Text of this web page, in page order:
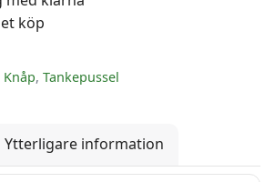
köp
, Tankepussel
Ytterligare information